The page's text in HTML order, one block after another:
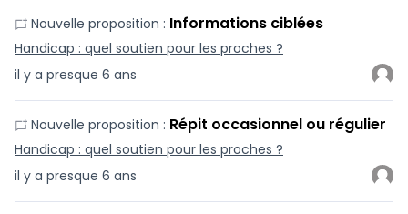
il y a presque 6 ans
Nouvelle proposition : Informations ciblées
Handicap : quel soutien pour les proches ?
il y a presque 6 ans
Nouvelle proposition : Répit occasionnel ou régulier
Handicap : quel soutien pour les proches ?